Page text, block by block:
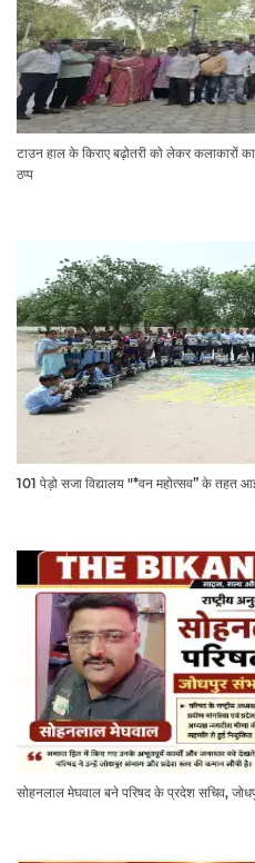
टाउन हाल के किराए बढ़ोतरी को लेकर कलाकारों
ठप्प
101 पेड़ो सजा विद्यालय "*वन महोत्सव” के तहत
सोहनलाल मेघवाल बने परिषद के प्रदेश सचिव,